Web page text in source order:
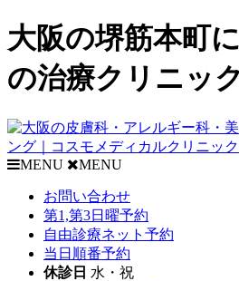
大阪の堺筋本町
の治療クリニック
MENU MENU
お問い合わせ
第1,第3日曜予約
自由診療ネット 予約
当日順番予約
休診日 水・祝